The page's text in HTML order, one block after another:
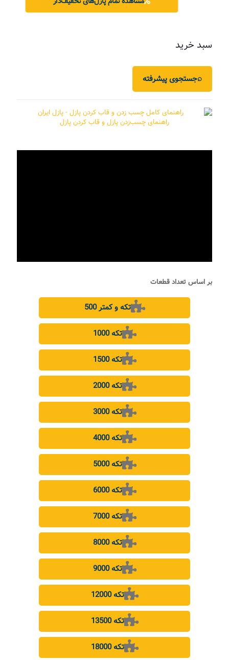
سبد خرید
جستجوی پیشرفته⌕
راهنمای چسب‌زدن پازل و قاب کردن پازل
بر اساس تعداد قطعات
500 تکه و کمتر
1000 تکه
1500 تکه
2000 تکه
3000 تکه
4000 تکه
5000 تکه
6000 تکه
7000 تکه
8000 تکه
9000 تکه
12000 تکه
13500 تکه
18000 تکه